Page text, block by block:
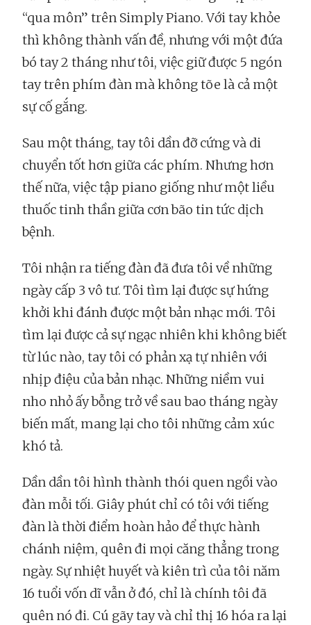
“qua môn” trên Simply Piano. Với tay khỏe
thì không thành vấn đề, nhưng với một đứa
bó tay 2 tháng như tôi, việc giữ được 5 ngón
tay trên phím đàn mà không tõe là cả một
sự cố gắng.
Sau một tháng, tay tôi dần đỡ cứng và di
chuyển tốt hơn giữa các phím. Nhưng hơn
thế nữa, việc tập piano giống như một liều
thuốc tinh thần giữa cơn bão tin tức dịch
bệnh.
Tôi nhận ra tiếng đàn đã đưa tôi về những
ngày cấp 3 vô tư. Tôi tìm lại được sự hứng
khởi khi đánh được một bản nhạc mới. Tôi
tìm lại được cả sự ngạc nhiên khi không biết
từ lúc nào, tay tôi có phản xạ tự nhiên với
nhịp điệu của bản nhạc. Những niềm vui
nho nhỏ ấy bỗng trở về sau bao tháng ngày
biến mất, mang lại cho tôi những cảm xúc
khó tả.
Dần dần tôi hình thành thói quen ngồi vào
đàn mỗi tối. Giây phút chỉ có tôi với tiếng
đàn là thời điểm hoàn hảo để thực hành
chánh niệm, quên đi mọi căng thẳng trong
ngày. Sự nhiệt huyết và kiên trì của tôi năm
16 tuổi vốn dĩ vẫn ở đó, chỉ là chính tôi đã
quên nó đi. Cú gãy tay và chỉ thị 16 hóa ra lại